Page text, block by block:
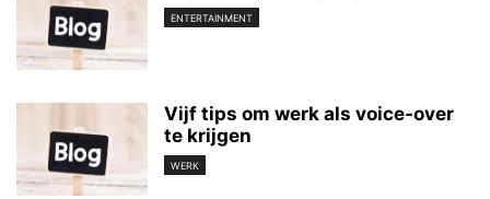
ENTERTAINMENT
Vijf tips om werk als voice-over
te krijgen
WERK